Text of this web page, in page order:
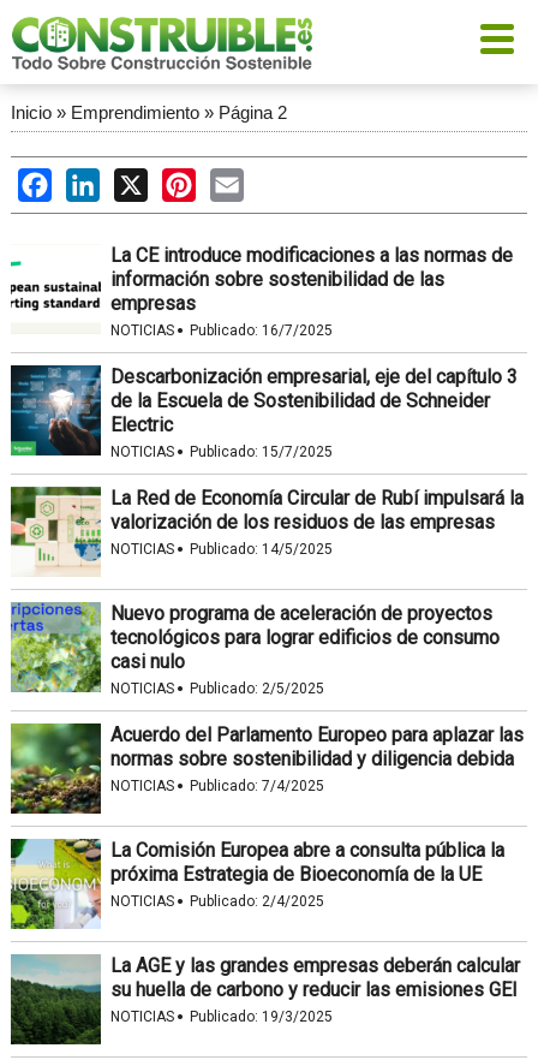
Inicio» Emprendimiento» Página 2
FacebookLinkedIn
X PinterestEmail
La CE introduce modificaciones a las normas de
información sobre sostenibilidad de las
empresas
NOTICIAS · Publicado: 16/7/2025
Descarbonización empresarial, eje del capítulo 3
de la Escuela de Sostenibilidad de Schneider
Electric
NOTICIAS · Publicado: 15/7/2025
La Red de Economía Circular de Rubí impulsará la
valorización de los residuos de las empresas
NOTICIAS · Publicado: 14/5/2025
Nuevo programa de aceleración de proyectos
tecnológicos para lograr edificios de consumo
casi nulo
NOTICIAS · Publicado: 2/5/2025
Acuerdo del Parlamento Europeo para aplazar las
normas sobre sostenibilidad y diligencia debida
NOTICIAS · Publicado: 7/4/2025
La Comisión Europea abre a consulta pública la
próxima Estrategia de Bioeconomía de la UE
NOTICIAS · Publicado: 2/4/2025
La AGE y las grandes empresas deberán calcular
su huella de carbono y reducir las emisiones GEI
NOTICIAS · Publicado: 19/3/2025